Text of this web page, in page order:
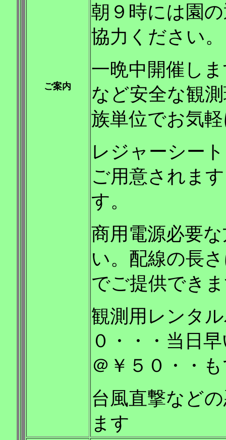
ご案内
朝９時には園
協力ください。
一晩中開催し
など安全な観
族単位でお気
レジャーシー
ご用意されま
す。
商用電源必要
い。配線の長
でご提供でき
観測用レンタ
０・・・当
＠￥５０・・
台風直撃など
ます